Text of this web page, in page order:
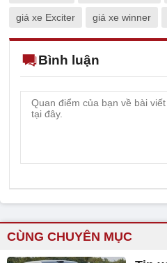
giá xe Exciter giá xe winner
Bình luận
CÙNG CHUYÊN MỤC